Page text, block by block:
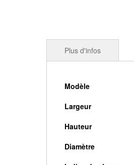
Plus d'infos
Plus
Modèle
Largeur
Hauteur
Diamètre